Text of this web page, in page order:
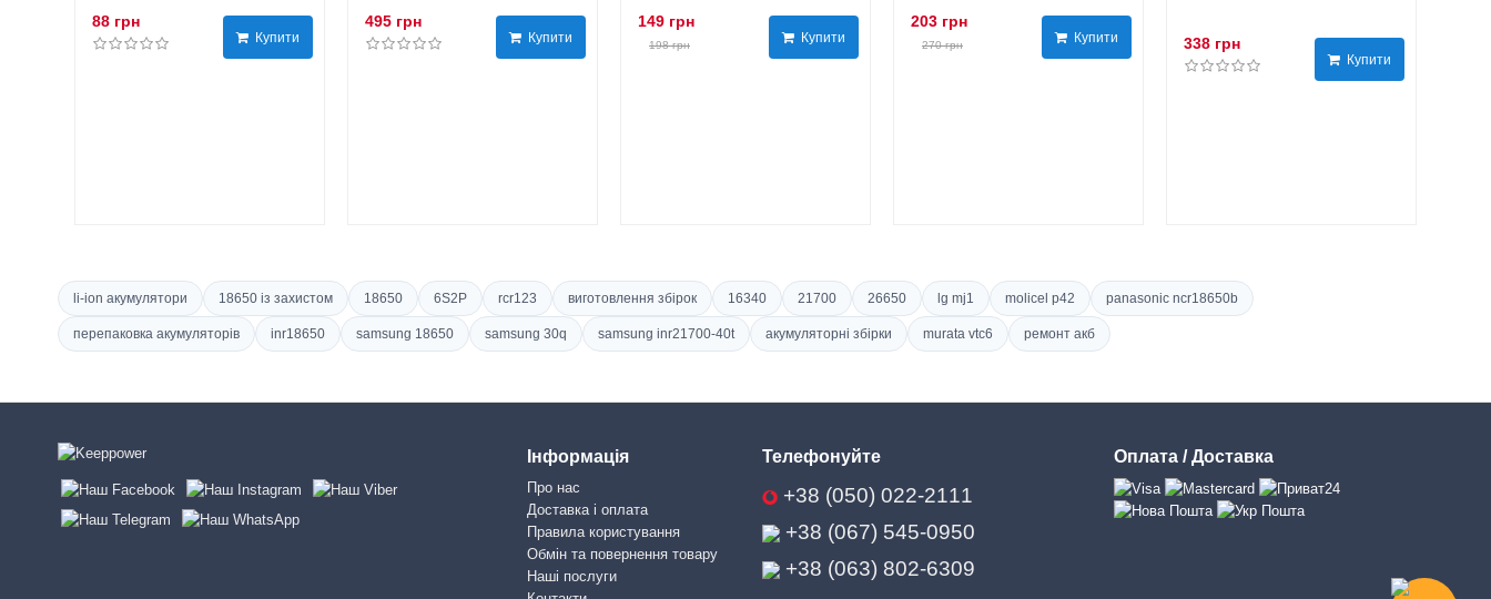
88 грн
Купити
495 грн
Купити
149 грн
198 грн Купити
203 грн
270 грн Купити 338 грн
Купити
li-ion акумулятори 18650 із захистом 18650 6S2P rcr123 виготовлення збірок 16340 21700 26650 lg mj1 molicel p42 panasonic ncr18650b
перепаковка акумуляторів inr18650 samsung 18650 samsung 30q samsung inr21700-40t акумуляторні збірки murata vtc6 ремонт акб
Інформація
Про нас
Доставка і оплата
Правила користування
Обмін та повернення товару
Наші послуги
Телефонуйте
+38 (050) 022-2111
+38 (067) 545-0950
+38 (063) 802-6309
Оплата / Доставка